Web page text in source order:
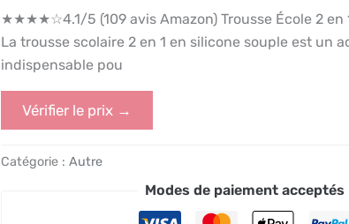
sur
notations
client
★★★★☆4.1/5 (109 avis Amazon) Trousse École 2 en
La trousse scolaire 2 en 1 en silicone souple est un
indispensable pou
Vérifier le prix →
Catégorie : Autre
Modes de paiement acceptés